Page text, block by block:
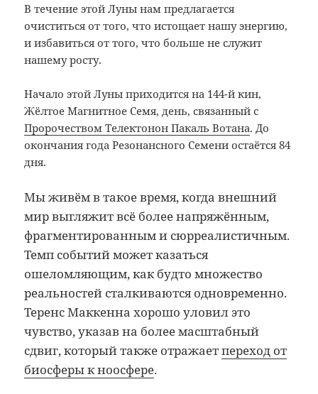
В течение этой Луны нам предлагается
очиститься от того, что истощает нашу энергию,
и избавиться от того, что больше не служит
нашему росту.
Начало этой Луны приходится на 144-й кин,
Жёлтое Магнитное Семя, день, связанный с
Пророчеством Телектонон Пакаль Вотана. До
окончания года Резонансного Семени остаётся 84
дня.
Мы живём в такое время, когда внешний
мир выгляжит всё более напряжённым,
фрагментированным и сюрреалистичным.
Темп событий может казаться
ошеломляющим, как будто множество
реальностей сталкиваются одновременно.
Теренс Маккенна хорошо уловил это
чувство, указав на более масштабный
сдвиг, который также отражаетпереход от
биосферы к ноосфере.